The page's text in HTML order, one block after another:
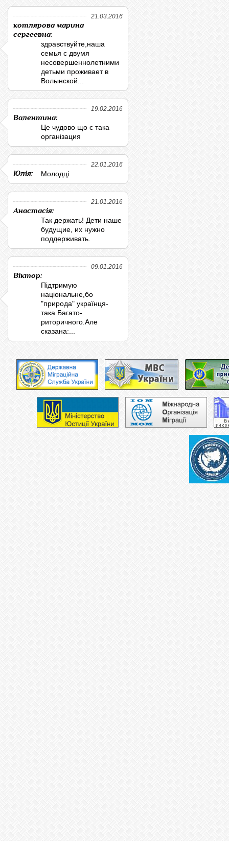
21.03.2016
котлярова марина
сергеевна:
здравствуйте,наша
семья с двумя
несовершеннолетними
детьми проживает в
Волынской...
19.02.2016
Валентина:
Це чудово що є така
організация
22.01.2016
Юлія: Молодці
21.01.2016
Анастасія:
Так держать! Дети наше
будущие, их нужно
поддерживать.
09.01.2016
Віктор:
Підтримую
національне,бо
"природа" українця-
така.Багато-
риторичного.Але
сказана:...